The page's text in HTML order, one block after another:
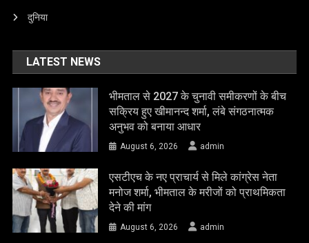
दुनिया
LATEST NEWS
भीमताल से 2027 के चुनावी समीकरणों के बीच
सक्रिय हुए खीमानन्द शर्मा, लंबे संगठनात्मक
अनुभव को बनाया आधार
August 6, 2026 admin
एसटीएच के नए प्राचार्य से मिले कांग्रेस नेता
मनोज शर्मा, भीमताल के मरीजों को प्राथमिकता
देने की मांग
August 6, 2026 admin